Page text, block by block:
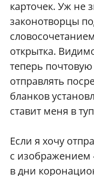
карточек. Уж не
законотворцы
открытка.
теперь
отправлять
бланков
ставит меня в
Если я хочу
с изображением
в дни